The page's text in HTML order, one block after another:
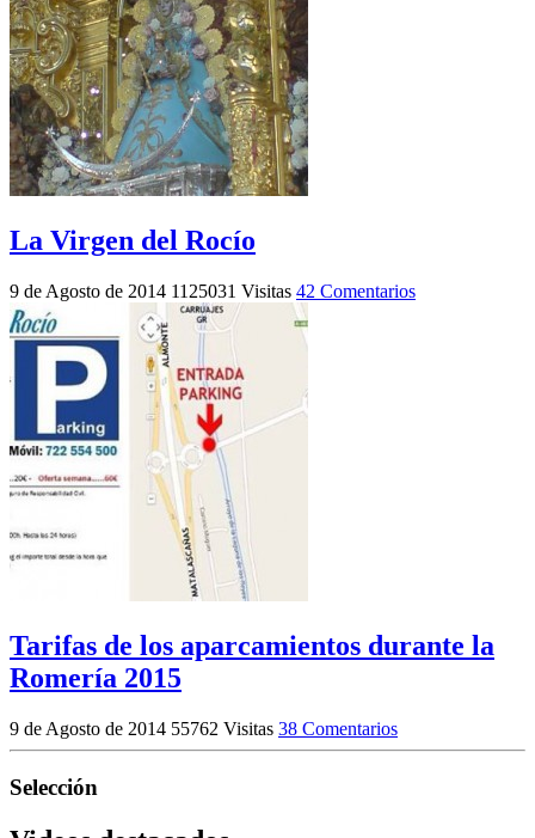
La Virgen del Rocío
9 de Agosto de 2014 1125031 Visitas 42 Comentarios
Tarifas de los aparcamientos durante la
Romería 2015
9 de Agosto de 2014 55762 Visitas 38 Comentarios
Selección